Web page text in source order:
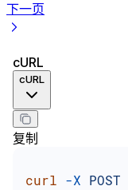
下一页
cURL
cURL
复制
curl -X POST